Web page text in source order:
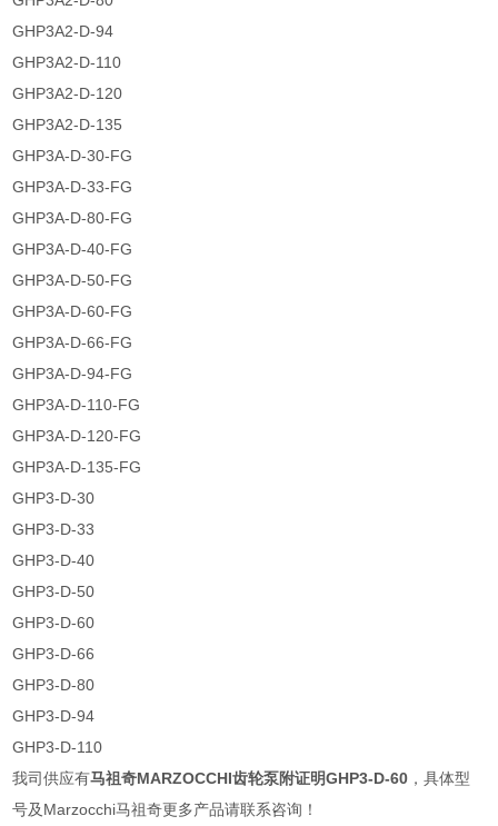
GHP3A2-D-94
GHP3A2-D-110
GHP3A2-D-120
GHP3A2-D-135
GHP3A-D-30-FG
GHP3A-D-33-FG
GHP3A-D-80-FG
GHP3A-D-40-FG
GHP3A-D-50-FG
GHP3A-D-60-FG
GHP3A-D-66-FG
GHP3A-D-94-FG
GHP3A-D-110-FG
GHP3A-D-120-FG
GHP3A-D-135-FG
GHP3-D-30
GHP3-D-33
GHP3-D-40
GHP3-D-50
GHP3-D-60
GHP3-D-66
GHP3-D-80
GHP3-D-94
GHP3-D-110
我司供应有马祖奇MARZOCCHI齿轮泵附证明GHP3-D-60 ，具体型
号及Marzocchi马祖奇更多产品请联系咨询！